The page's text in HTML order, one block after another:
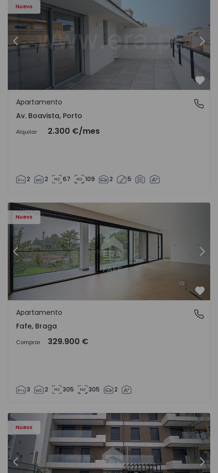
Nuevo
Anterior
Av. Boavista, Porto
Apartamento
Av. Boavista, Porto
Alquilar 2.300 €/mes
2 2 67 109 2 5
Nuevo
Anterior
Fafe, Braga
Apartamento
Fafe, Braga
Comprar 329.900 €
3 2 305 305 2
Nuevo
Anterior